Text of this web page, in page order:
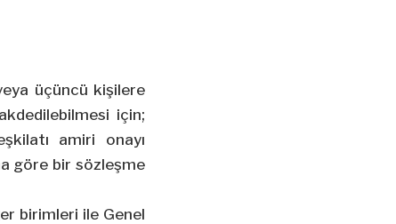
üçüncü kişilere
için;
amiri onayı
göre bir sözleşme
birimleri ile Genel